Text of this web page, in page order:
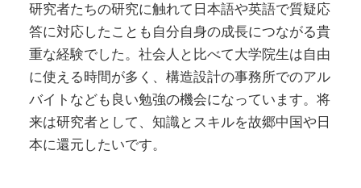
研究者たちの研究に触れて日本語や英語で質疑応
答に対応したことも自分自身の成長につながる貴
重な経験でした。社会人と比べて大学院生は自由
に使える時間が多く、構造設計の事務所でのアル
バイトなども良い勉強の機会になっています。将
来は研究者として、知識とスキルを故郷中国や日
本に還元したいです。